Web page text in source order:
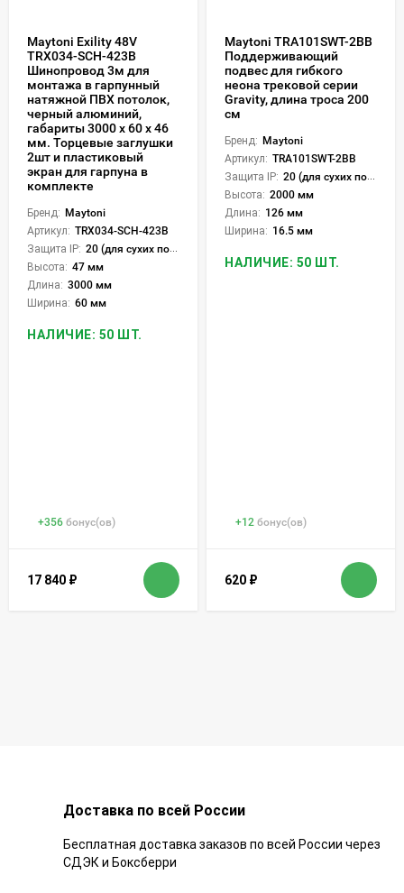
Maytoni Exility 48V
TRX034-SCH-423B
Шинопровод 3м для
монтажа в гарпунный
натяжной ПВХ потолок,
черный алюминий,
габариты 3000 x 60 x 46
мм. Торцевые заглушки
2шт и пластиковый
экран для гарпуна в
комплекте
Бренд: Maytoni
Артикул: TRX034-SCH-423B
Защита IP: 20 (для сухих пом.)
Высота: 47 мм
Длина: 3000 мм
Ширина: 60 мм
НАЛИЧИЕ: 50 ШТ.
+356 бонус(ов)
17 840 ₽
Maytoni TRA101SWT-2BB
Поддерживающий
подвес для гибкого
неона трековой серии
Gravity, длина троса 200
см
Бренд: Maytoni
Артикул: TRA101SWT-2BB
Защита IP: 20 (для сухих пом.)
Высота: 2000 мм
Длина: 126 мм
Ширина: 16.5 мм
НАЛИЧИЕ: 50 ШТ.
+12 бонус(ов)
620 ₽
Доставка по всей России
Бесплатная доставка заказов по всей России через
СДЭК и Боксберри